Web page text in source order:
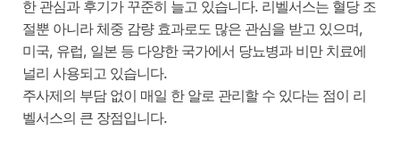
한 관심과 후기가 꾸준히 늘고 있습니다. 리벨서스는 혈당 조
절뿐 아니라 체중 감량 효과로도 많은 관심을 받고 있으며,
미국, 유럽, 일본 등 다양한 국가에서 당뇨병과 비만 치료에
널리 사용되고 있습니다.
주사제의 부담 없이 매일 한 알로 관리할 수 있다는 점이 리
벨서스의 큰 장점입니다.